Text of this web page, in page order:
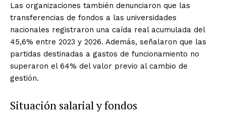
Las organizaciones también denunciaron que las
transferencias de fondos a las universidades
nacionales registraron una caída real acumulada del
45,6% entre 2023 y 2026. Además, señalaron que las
partidas destinadas a gastos de funcionamiento no
superaron el 64% del valor previo al cambio de
gestión.
Situación salarial y fondos